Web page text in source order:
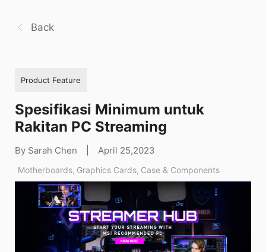
Back
Product Feature
Spesifikasi Minimum untuk
Rakitan PC Streaming
By Sarah Chen April 25,2023
Motherboards, Graphics Cards, Case & Components